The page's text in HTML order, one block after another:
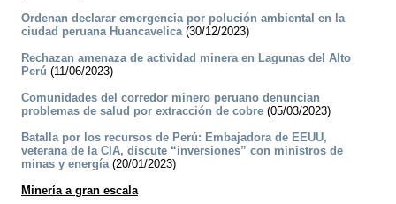
Ordenan declarar emergencia por polución ambiental en la
ciudad peruana Huancavelica(30/12/2023)
Rechazan amenaza de actividad minera en Lagunas del Alto
Perú (11/06/2023)
Comunidades del corredor minero peruano denuncian
problemas de salud por extracción de cobre (05/03/2023)
Batalla por los recursos de Perú: Embajadora de EEUU,
veterana de la CIA, discute “inversiones” con ministros de
minas y energía(20/01/2023)
Minería a gran escala